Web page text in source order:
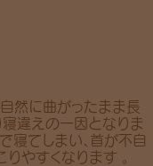
自然に曲がったまま長
違えの一因となりま
寝てしまい、首が不自
やすくなります 。